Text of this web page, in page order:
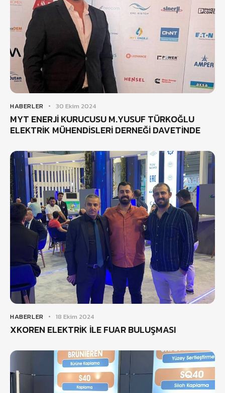
HABERLER 30 Ekim 2024
MYT ENERJİ KURUCUSU M.YUSUF TÜRKOĞLU
ELEKTRİK MÜHENDİSLERİ DERNEĞİ DAVETİNDE
HABERLER 18 Ekim 2024
XKOREN ELEKTRİK İLE FUAR BULUŞMASI